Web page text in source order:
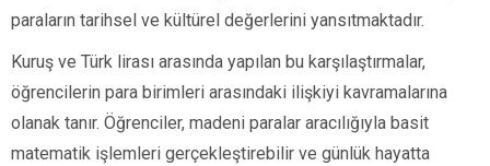
paraların tarihsel ve kültürel değerlerini yansıtmaktadır.
Kuruş ve Türk lirası arasında yapılan bu karşılaştırmalar,
öğrencilerin para birimleri arasındaki ilişkiyi kavramalarına
olanak tanır. Öğrenciler, madeni paralar aracılığıyla basit
matematik işlemleri gerçekleştirebilir ve günlük hayatta